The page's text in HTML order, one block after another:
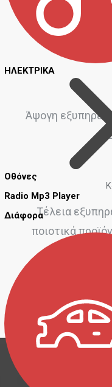
ΗΛΕΚΤΡΙΚΑ
Οθόνες
Radio Mp3 Player
Διάφορα
Φιλική και
Άψογη
Τέλεια
ποιοτικά